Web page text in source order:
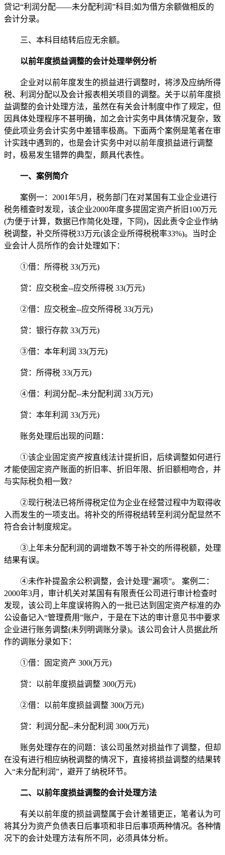
贷记“利润分配——未分配利润”科目;如为借方余额做相反的
会计分录。
三、本科目结转后应无余额。
以前年度损益调整的会计处理举例分析
企业对以前年度发生的损益进行调整时，将涉及应纳所得
税、利润分配以及会计报表相关项目的调整。关于以前年度损
益调整的会计处理方法，虽然在有关会计制度中作了规定，但
因具体处理程序不甚明确，加之会计实务中具体情况复杂，致
使此项业务会计实务中差错率极高。下面两个案例是笔者在审
计实践中遇到的，也是会计实务中对以前年度损益进行调整
时，极易发生错弊的典型，颇具代表性。
一、案例简介
案例一：2001年5月，税务部门在对某国有工业企业进行
税务稽查时发现，该企业2000年度多提固定资产折旧100万元
(为便于计算，数据已作简化处理，下同)，因此责令企业作纳
税调整，补交所得税33万元(该企业所得税税率33%)。当时企
业会计人员所作的会计处理如下：
①借：所得税 33(万元)
贷：应交税金--应交所得税 33(万元)
②借：应交税金--应交所得税 33(万元)
贷：银行存款 33(万元)
③借：本年利润 33(万元)
贷：所得税 33(万元)
④借：利润分配--未分配利润 33(万元)
贷：本年利润 33(万元)
账务处理后出现的问题：
①该企业固定资产按直线法计提折旧，后续调整如何进行
才能使固定资产账面的折旧率、折旧年限、折旧额相吻合，并
与实际税负相一致?
②现行税法已将所得税定位为企业在经营过程中为取得收
入而发生的一项支出。将补交的所得税结转至利润分配显然不
符合会计制度规定。
③上年未分配利润的调增数不等于补交的所得税额，处理
结果有误。
④未作补提盈余公积调整，会计处理“漏项”。 案例二：
2000年3月，审计机关对某国有有限责任公司进行审计检查时
发现，该公司上年度误将购入的一批已达到固定资产标准的办
公设备记入“管理费用”账户，于是在下达的审计意见书中要求
企业进行账务调整(未列明调账分录)。该公司会计人员据此所
作的调账分录如下：
①借：固定资产 300(万元)
贷：以前年度损益调整 300(万元)
②借：以前年度损益调整 300(万元)
贷：利润分配--未分配利润 300(万元)
账务处理存在的问题：该公司虽然对损益作了调整，但却
在没有进行相应纳税调整的情况下，直接将损益调整的结果转
入“未分配利润”，避开了纳税环节。
二、以前年度损益调整的会计处理方法
有关以前年度的损益调整属于会计差错更正，笔者认为可
将其分为资产负债表日后事项和非日后事项两种情况。各种情
况下的会计处理方法有所不同，必须具体分析。